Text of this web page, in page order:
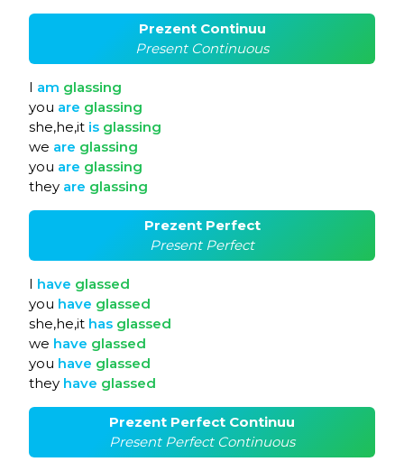
Prezent Continuu
Present Continuous
I am glassing
you are glassing
she,he,it is glassing
we are glassing
you are glassing
they are glassing
Prezent Perfect
Present Perfect
I have glassed
you have glassed
she,he,it has glassed
we have glassed
you have glassed
they have glassed
Prezent Perfect Continuu
Present Perfect Continuous